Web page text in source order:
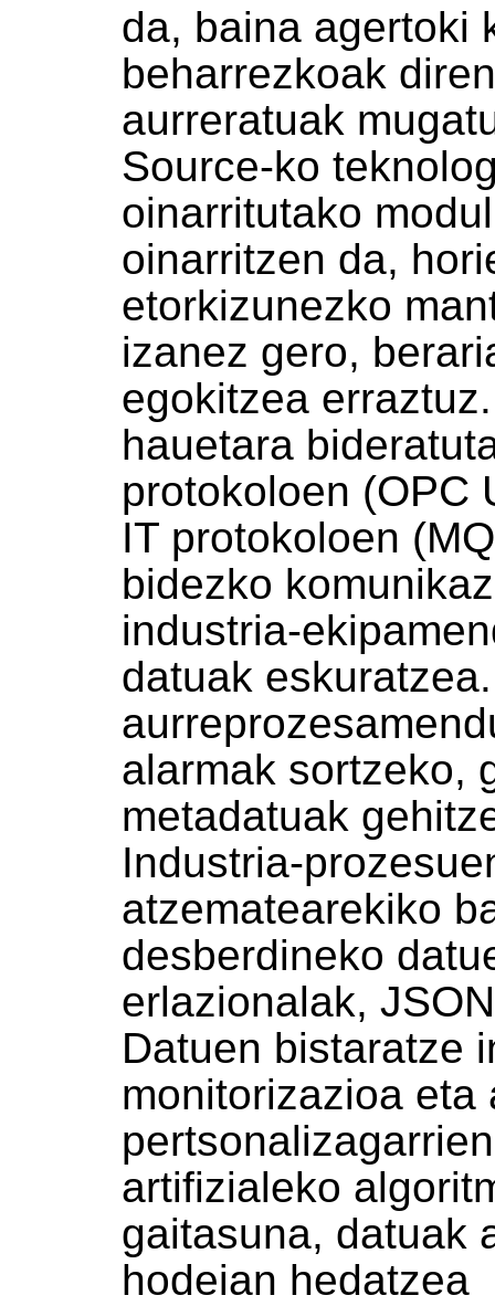
da, baina agertoki
beharrezkoak
aurreratuak
Source-ko
oinarritutako
oinarritzen da,
etorkizunezko
izanez gero,
egokitzea
hauetara
protokoloen (OPC
IT protokoloen
bidezko
industria-
datuak
alarmak sortzeko,
metadatuak
Industria-
atzematearekiko
desberdineko
erlazionalak,
Datuen bistaratze
monitorizazioa eta
artifizialeko
gaitasuna, datuak
hodeian hedatzea